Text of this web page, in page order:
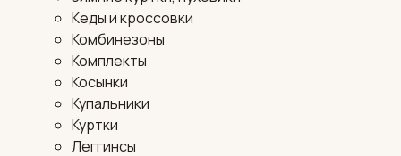
Кеды и кроссовки
Комбинезоны
Комплекты
Косынки
Купальники
Куртки
Леггинсы